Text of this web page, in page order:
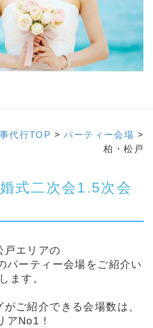
代行TOP >パーティー会場 >
柏・松戸
式二次会1.5次会
戸エリアの
パーティー会場をご紹介い
ます。
ご紹介できる会場数は、
アNo1 !